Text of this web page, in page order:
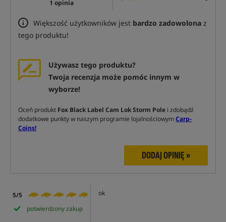
1 opinia
Większość użytkowników jest bardzo zadowolona z
tego produktu!
Używasz tego produktu?
Twoja recenzja może pomóc innym w
wyborze!
Oceń produkt Fox Black Label Cam Lok Storm Pole i zdobądź
dodatkowe punkty w naszym programie lojalnościowymCarp-
Coins!
DODAJ OPINIĘ »
5/5
potwierdzony zakup
ok